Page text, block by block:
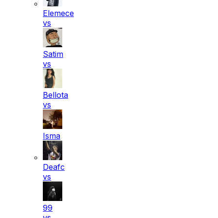
Elemece
vs
Satim
vs
Bellota
vs
Isma
Deafc
vs
99